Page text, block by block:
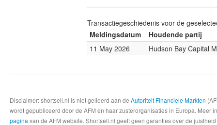
Transactiegeschiedenis voor de
Meldingsdatum
Houdende partij
11 May 2026
Hudson Bay Capital
Disclaimer: shortsell.nl is niet gelieerd aan de Autoriteit Financiele Markten
wordt gepubliceerd door de AFM en haar zusterorganisaties in Europa.
pagina van de AFM website. Shortsell.nl geeft geen garanties over de